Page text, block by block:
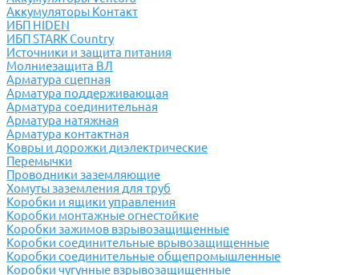
Аккумуляторы Контакт
ИБП HIDEN
ИБП STARK Country
Источники и защита питания
Молниезащита ВЛ
Арматура сцепная
Арматура поддерживающая
Арматура соединительная
Арматура натяжная
Арматура контактная
Ковры и дорожки диэлектрические
Перемычки
Проводники заземляющие
Хомуты заземления для труб
Коробки и ящики управления
Коробки монтажные огнестойкие
Коробки зажимов взрывозащищенные
Коробки соединительные врывозащищенные
Коробки соединительные общепромышленные
Коробки чугунные взрывозащищенные